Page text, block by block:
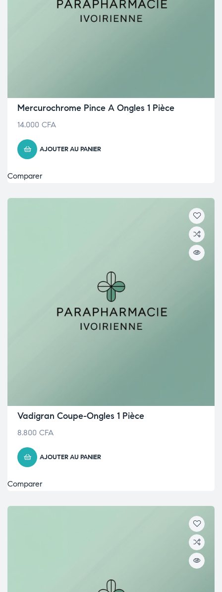
Mercurochrome Pince A Ongles 1 Pièce
14.000 CFA
AJOUTER AU PANIER
Comparer
Vadigran Coupe-Ongles 1 Pièce
8.800 CFA
AJOUTER AU PANIER
Comparer